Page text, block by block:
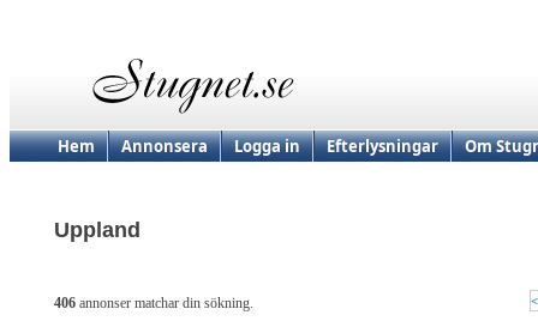
Hem Annonsera Logga in Efterlysningar Om
Uppland
406 annonser matchar din sökning.